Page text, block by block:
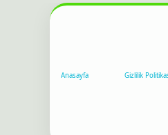
Anasayfa Gizlilik